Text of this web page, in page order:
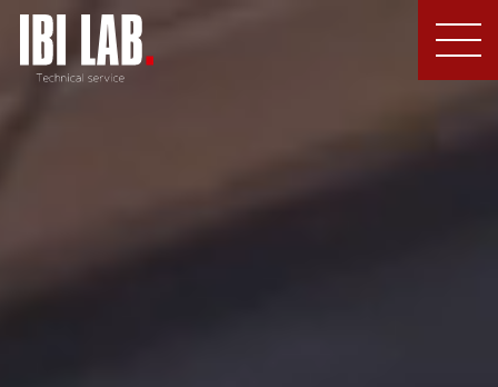
MEN
U